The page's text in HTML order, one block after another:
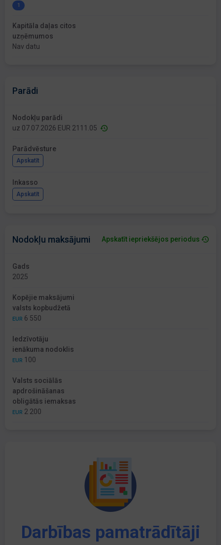
1
Kapitāla daļas citos
uzņēmumos
Nav datu
Parādi
Nodokļu parādi
uz 07.07.2026 EUR 2111.05
Parādvēsture
Apskatīt
Inkasso
Apskatīt
Nodokļu maksājumi Apskatīt iepriekšējos periodus
Gads
2025
Kopējie maksājumi
valsts kopbudžetā
EUR 6 550
Iedzīvotāju
ienākuma nodoklis
EUR 100
Valsts sociālās
apdrošināšanas
obligātās iemaksas
EUR 2 200
Darbības pamatrādītāji